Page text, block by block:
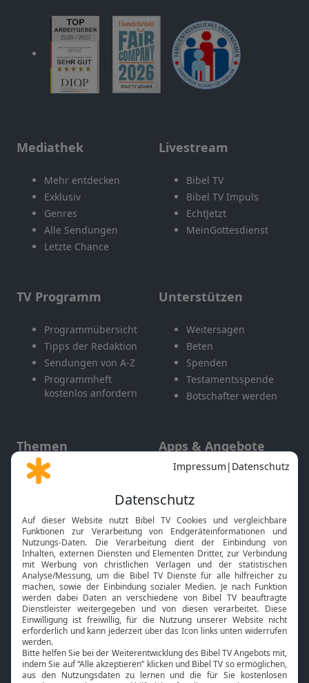
Mediathek
Mehr entdecken
Exklusiv
Genres
Alle Sendungen
Letzte Chance
Livestream
Bibel TV
Bibel TV Impuls
EchtJetzt
MeinGottesdienst
TV Programm
Programmübersicht
Tipps der Redaktion
Sendungen von A-Z
Programmheft
kostenlos anfordern
Unterstützen
Weitersagen
Beten
Spenden
Testamentsspende
Botschafter werden
Themen
Gott und Bibel erklärt
Neuigkeiten
Apps & Angebote
Mobile App
Smart TV
HbbTV
Bibelthek Online-Bibel
Nächster Gottesdienst
Bibel TV
Über uns
Jobs
Service
Kontakt
TV-Empfang